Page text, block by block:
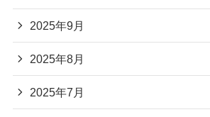
2025年9月
2025年8月
2025年7月